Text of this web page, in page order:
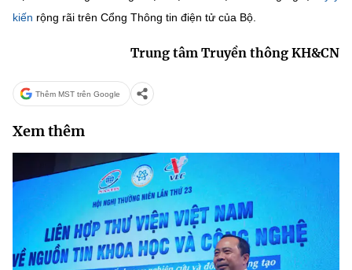
kiến rộng rãi trên Cổng Thông tin điện tử của Bộ.
Trung tâm Truyền thông KH&CN
Thêm MST trên Google
Xem thêm